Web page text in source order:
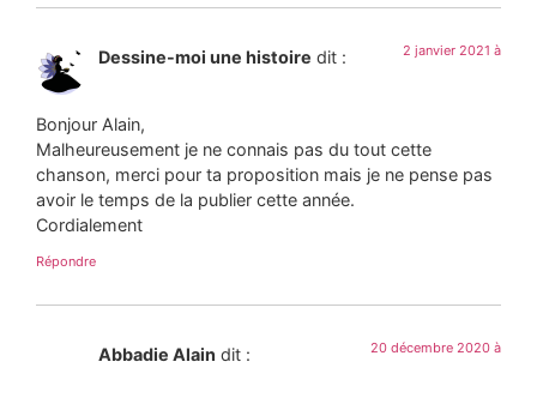
Dessine-moi une histoire dit : 2 janvier 2021 à
Bonjour Alain,
Malheureusement je ne connais pas du tout cette
chanson, merci pour ta proposition mais je ne pense pas
avoir le temps de la publier cette année.
Cordialement
Répondre
Abbadie Alain dit : 20 décembre 2020 à